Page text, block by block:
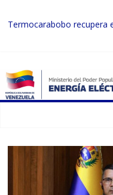
Termocarabobo recupera
MPPEE avanza en la
Gobierno Nacional
fortalecer el SEN ante el
Inspeccionan trabajos de